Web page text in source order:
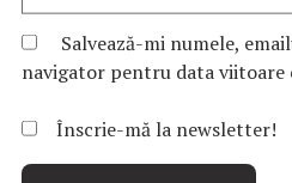
Salvează-mi numele,
navigator pentru data viitoare
Înscrie-mă la newsletter!